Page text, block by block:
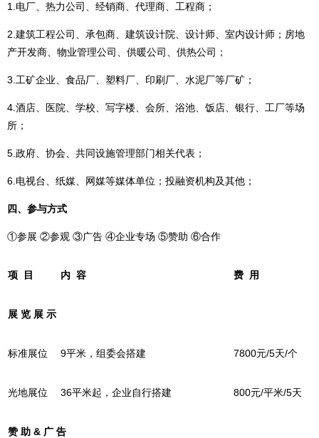
1.电厂、热力公司、经销商、代理商、工程商；
2.建筑工程公司、承包商、建筑设计院、设计师、室内设计师；房地
产开发商、物业管理公司、供暖公司、供热公司；
3.工矿企业、食品厂、塑料厂、印刷厂、水泥厂等厂矿；
4.酒店、医院、学校、写字楼、会所、浴池、饭店、银行、工厂等场
所；
5.政府、协会、共同设施管理部门相关代表；
6.电视台、纸媒、网媒等媒体单位；投融资机构及其他；
四、参与方式
①参展 ②参观 ③广告 ④企业专场 ⑤赞助 ⑥合作
项 目 内 容 费 用
展 览 展 示
标准展位 9平米，组委会搭建 7800元/5天/个
光地展位 36平米起，企业自行搭建 800元/平米/5天
赞 助 & 广 告